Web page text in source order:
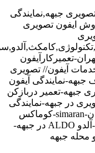
جبهه,نمایندگی
ایفون تصویری
تعمیرکارآیفون
آیفون// تصویری
نمایندگی آیفون
جبهه-تعمیر دربازکن
در جبهه-نمایندگی
آیفون تصویری تابا-tabaالکتروپیک,سیماران-simaran-کوماکس
commax-کامکس camax-سوزوکی suzuki-آلدو ALDO در جبهه-
محله جبهه